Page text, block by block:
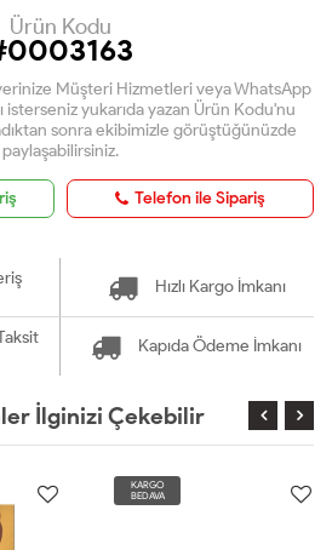
Ürün Kodu
Müşteri Hizmetleri veya WhatsApp
isterseniz yukarıda yazan Ürün Kodu'nu
sonra ekibimizle görüştüğünüzde
paylaşabilirsiniz.
Telefon ile Sipariş
Hızlı Kargo İmkanı
Kapıda Ödeme İmkanı
İlginizi Çekebilir
KARGO
BEDAVA